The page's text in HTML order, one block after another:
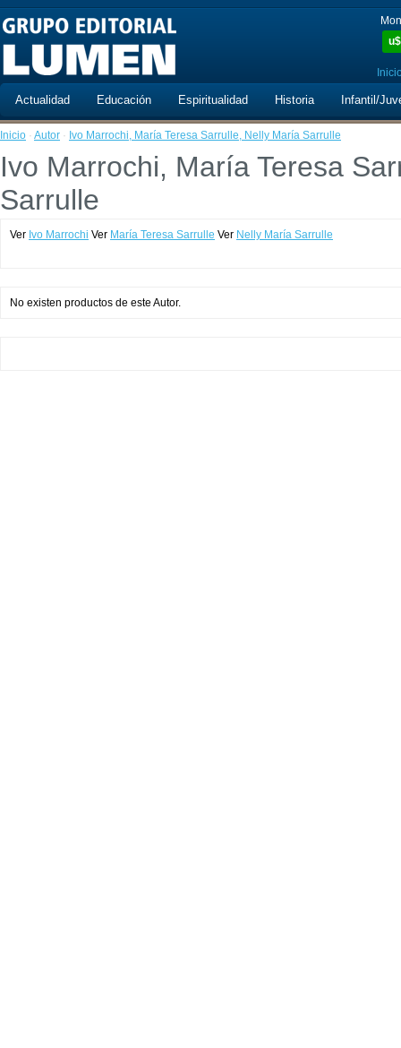
u$
Actualidad Educación Espiritualidad Historia Infantil/
Inicio · Autor · Ivo Marrochi, María Teresa Sarrulle, Nelly María Sarrulle
Ivo Marrochi, María Teresa
Sarrulle
Ver Ivo Marrochi Ver María Teresa Sarrulle Ver Nelly María Sarrulle
No existen productos de este Autor.